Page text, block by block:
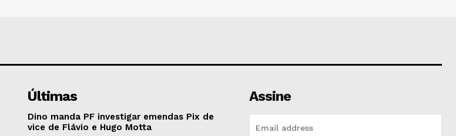
Últimas
Dino manda PF investigar emendas Pix de
vice de Flávio e Hugo Motta
Assine